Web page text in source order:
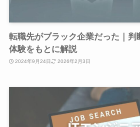
転職先がブラック企業だった｜判
体験をもとに解説
2024年9月24日 2026年2月3日